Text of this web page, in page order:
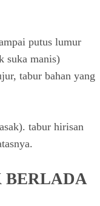
putus lumur
suka manis)
tabur bahan yang
tabur hirisan
BERLADA